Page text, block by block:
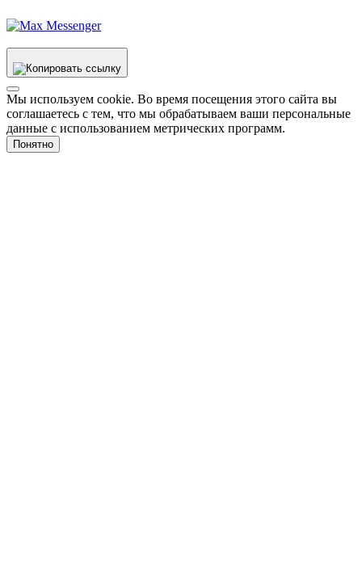
Мы используем cookie. Во время посещения этого сайта вы
соглашаетесь с тем, что мы обрабатываем ваши персональные
данные с использованием метрических программ.
Понятно